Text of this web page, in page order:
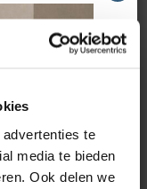
te
media te bieden
Ook delen we
met